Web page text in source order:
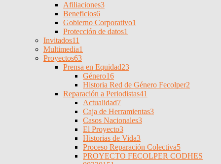
Afiliaciones3
Beneficios6
Gobierno Corporativo1
Protección de datos1
Invitados11
Multimedia1
Proyectos63
Prensa en Equidad23
Género16
Historia Red de Género Fecolper2
Reparación a Periodistas41
Actualidad7
Caja de Herramientas3
Casos Nacionales3
El Proyecto3
Historias de Vida3
Proceso Reparación Colectiva5
PROYECTO FECOLPER CODHES